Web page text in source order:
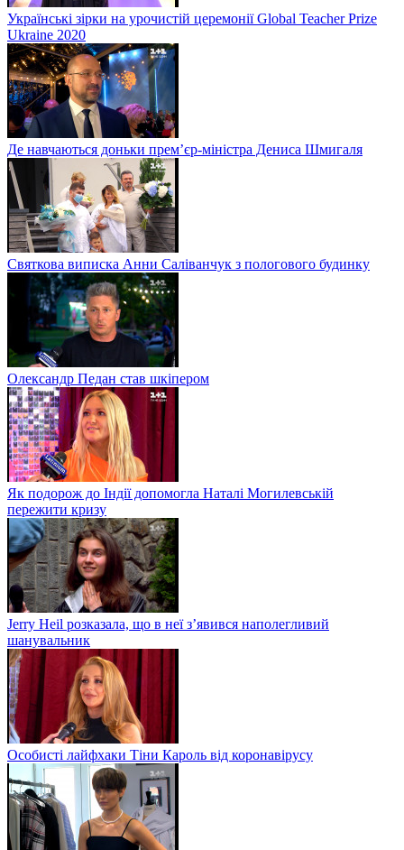
Українські зірки на урочистій церемонії Global Teacher Prize
Ukraine 2020
Де навчаються доньки прем’єр-міністра Дениса Шмигаля
Святкова виписка Анни Саліванчук з пологового будинку
Олександр Педан став шкіпером
Як подорож до Індії допомогла Наталі Могилевській
пережити кризу
Jerry Heil розказала, що в неї з’явився наполегливий
шанувальник
Особисті лайфхаки Тіни Кароль від коронавірусу